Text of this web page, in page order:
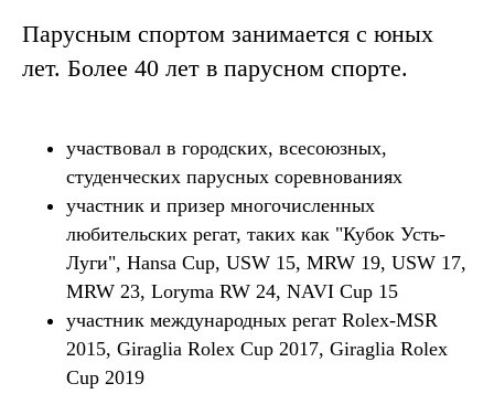
Парусным спортом занимается с юных
лет. Более 40 лет в парусном спорте.
участвовал в городских, всесоюзных,
студенческих парусных соревнованиях
участник и призер многочисленных
любительских регат, таких как "Кубок Усть-
Луги", Hansa Cup, USW 15, MRW 19, USW 17,
MRW 23, Loryma RW 24, NAVI Cup 15
участник международных регат Rolex-MSR
2015, Giraglia Rolex Cup 2017, Giraglia Rolex
Cup 2019